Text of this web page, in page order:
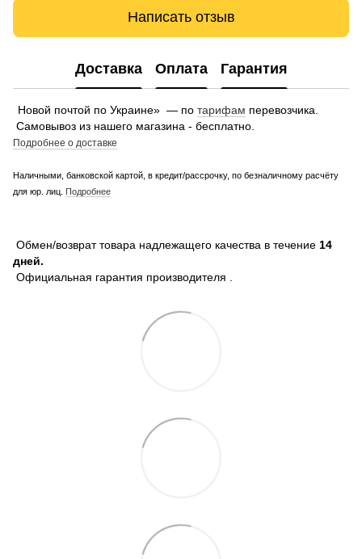
Написать отзыв
Доставка Оплата Гарантия
Новой почтой по Украине» — по тарифам перевозчика.
Самовывоз из нашего магазина - бесплатно.
Подробнее о доставке
Наличными, банковской картой, в кредит/рассрочку, по безналичному расчёту
для юр. лиц. Подробнее
Обмен/возврат товара надлежащего качества в течение 14
дней.
Официальная гарантия производителя .